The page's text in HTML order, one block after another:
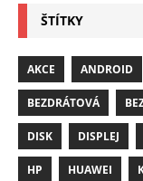
ŠTÍTKY
AKCE ANDROID
BEZDRÁTOVÁ
DISK DISPLEJ
HP HUAWEI